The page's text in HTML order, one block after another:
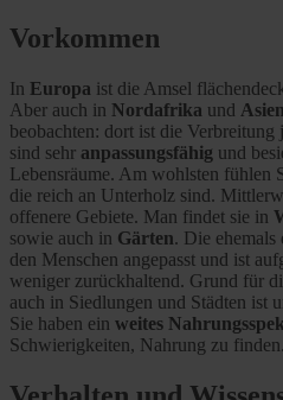
Vorkommen
In Europa ist die Amsel
Aber auch in Nordafrika und Asien
beobachten: dort ist die
sind sehr anpassungsfähig und
Lebensräume. Am wohlsten fühlen
die reich an Unterholz sind.
offenere Gebiete. Man findet sie in
sowie auch in Gärten. Die ehemals
den Menschen angepasst und ist
weniger zurückhaltend. Grund für
auch in Siedlungen und Städten ist
Sie haben ein weites
Schwierigkeiten, Nahrung zu finden.